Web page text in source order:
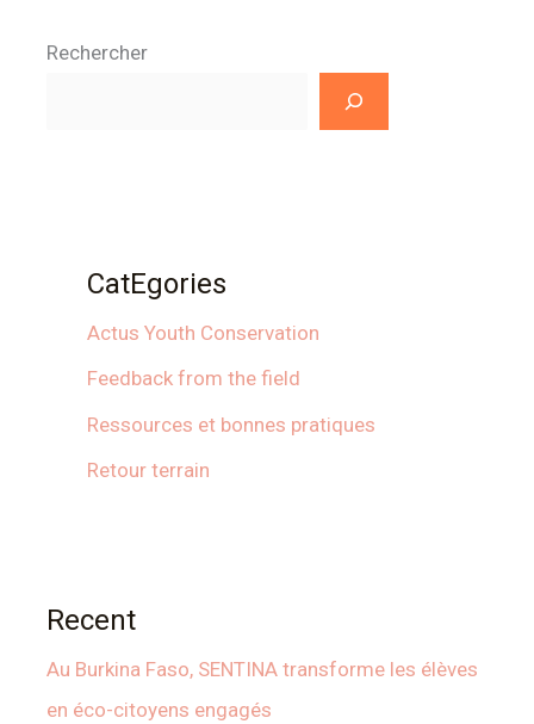
Rechercher
CatEgories
Actus Youth Conservation
Feedback from the field
Ressources et bonnes pratiques
Retour terrain
Recent
Au Burkina Faso, SENTINA transforme les élèves
en éco-citoyens engagés